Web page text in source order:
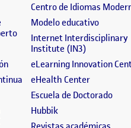
ventana)
(se abre en nueva ventana)
en nueva ventana)
(se abre en nueva ventana)
(se abre en nueva ventana)
en nueva ventana)
(se abre en nueva ventana)
Centro de Idiomas
Modelo educativo(se
Internet Interdisciplinary
Institute (IN3)(se abre
eLearning Innovation
eHealth Center(se abre
Escuela de Doctorado(se
Hubbik(se abre en nueva